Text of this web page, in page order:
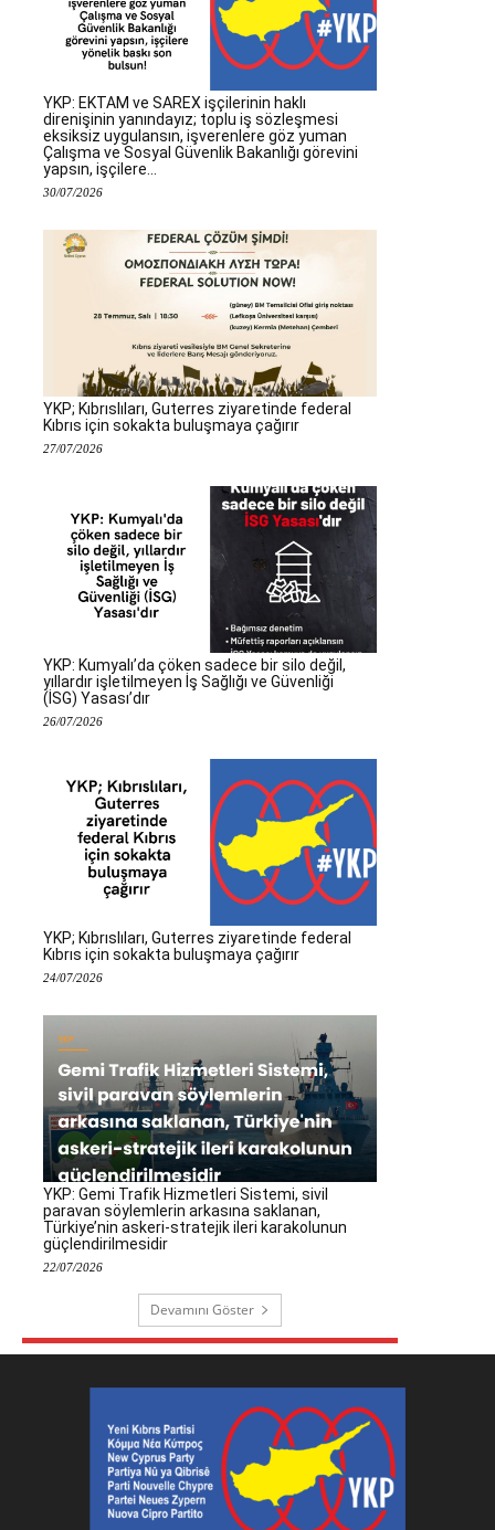
YKP: EKTAM ve SAREX işçilerinin haklı
direnişinin yanındayız; toplu iş sözleşmesi
eksiksiz uygulansın, işverenlere göz yuman
Çalışma ve Sosyal Güvenlik Bakanlığı görevini
yapsın, işçilere...
30/07/2026
YKP; Kıbrıslıları, Guterres ziyaretinde federal
Kıbrıs için sokakta buluşmaya çağırır
27/07/2026
YKP: Kumyalı’da çöken sadece bir silo değil,
yıllardır işletilmeyen İş Sağlığı ve Güvenliği
(İSG) Yasası’dır
26/07/2026
YKP; Kıbrıslıları, Guterres ziyaretinde federal
Kıbrıs için sokakta buluşmaya çağırır
24/07/2026
YKP: Gemi Trafik Hizmetleri Sistemi, sivil
paravan söylemlerin arkasına saklanan,
Türkiye’nin askeri-stratejik ileri karakolunun
güçlendirilmesidir
22/07/2026
Devamını Göster